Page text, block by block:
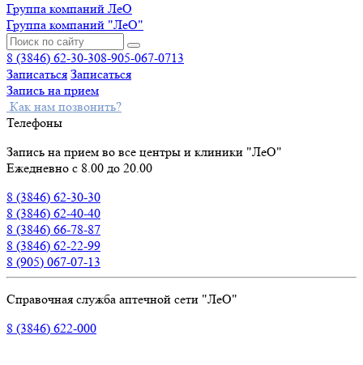
Группа компаний ЛеО
Группа компаний "ЛеО"
8 (3846) 62-30-308-905-067-0713
Записаться Записаться
Запись на прием
Как нам позвонить?
Телефоны
Запись на прием во все центры и клиники "ЛеО"
Ежедневно с 8.00 до 20.00
8 (3846) 62-30-30
8 (3846) 62-40-40
8 (3846) 66-78-87
8 (3846) 62-22-99
8 (905) 067-07-13
Справочная служба аптечной сети "ЛеО"
8 (3846) 622-000